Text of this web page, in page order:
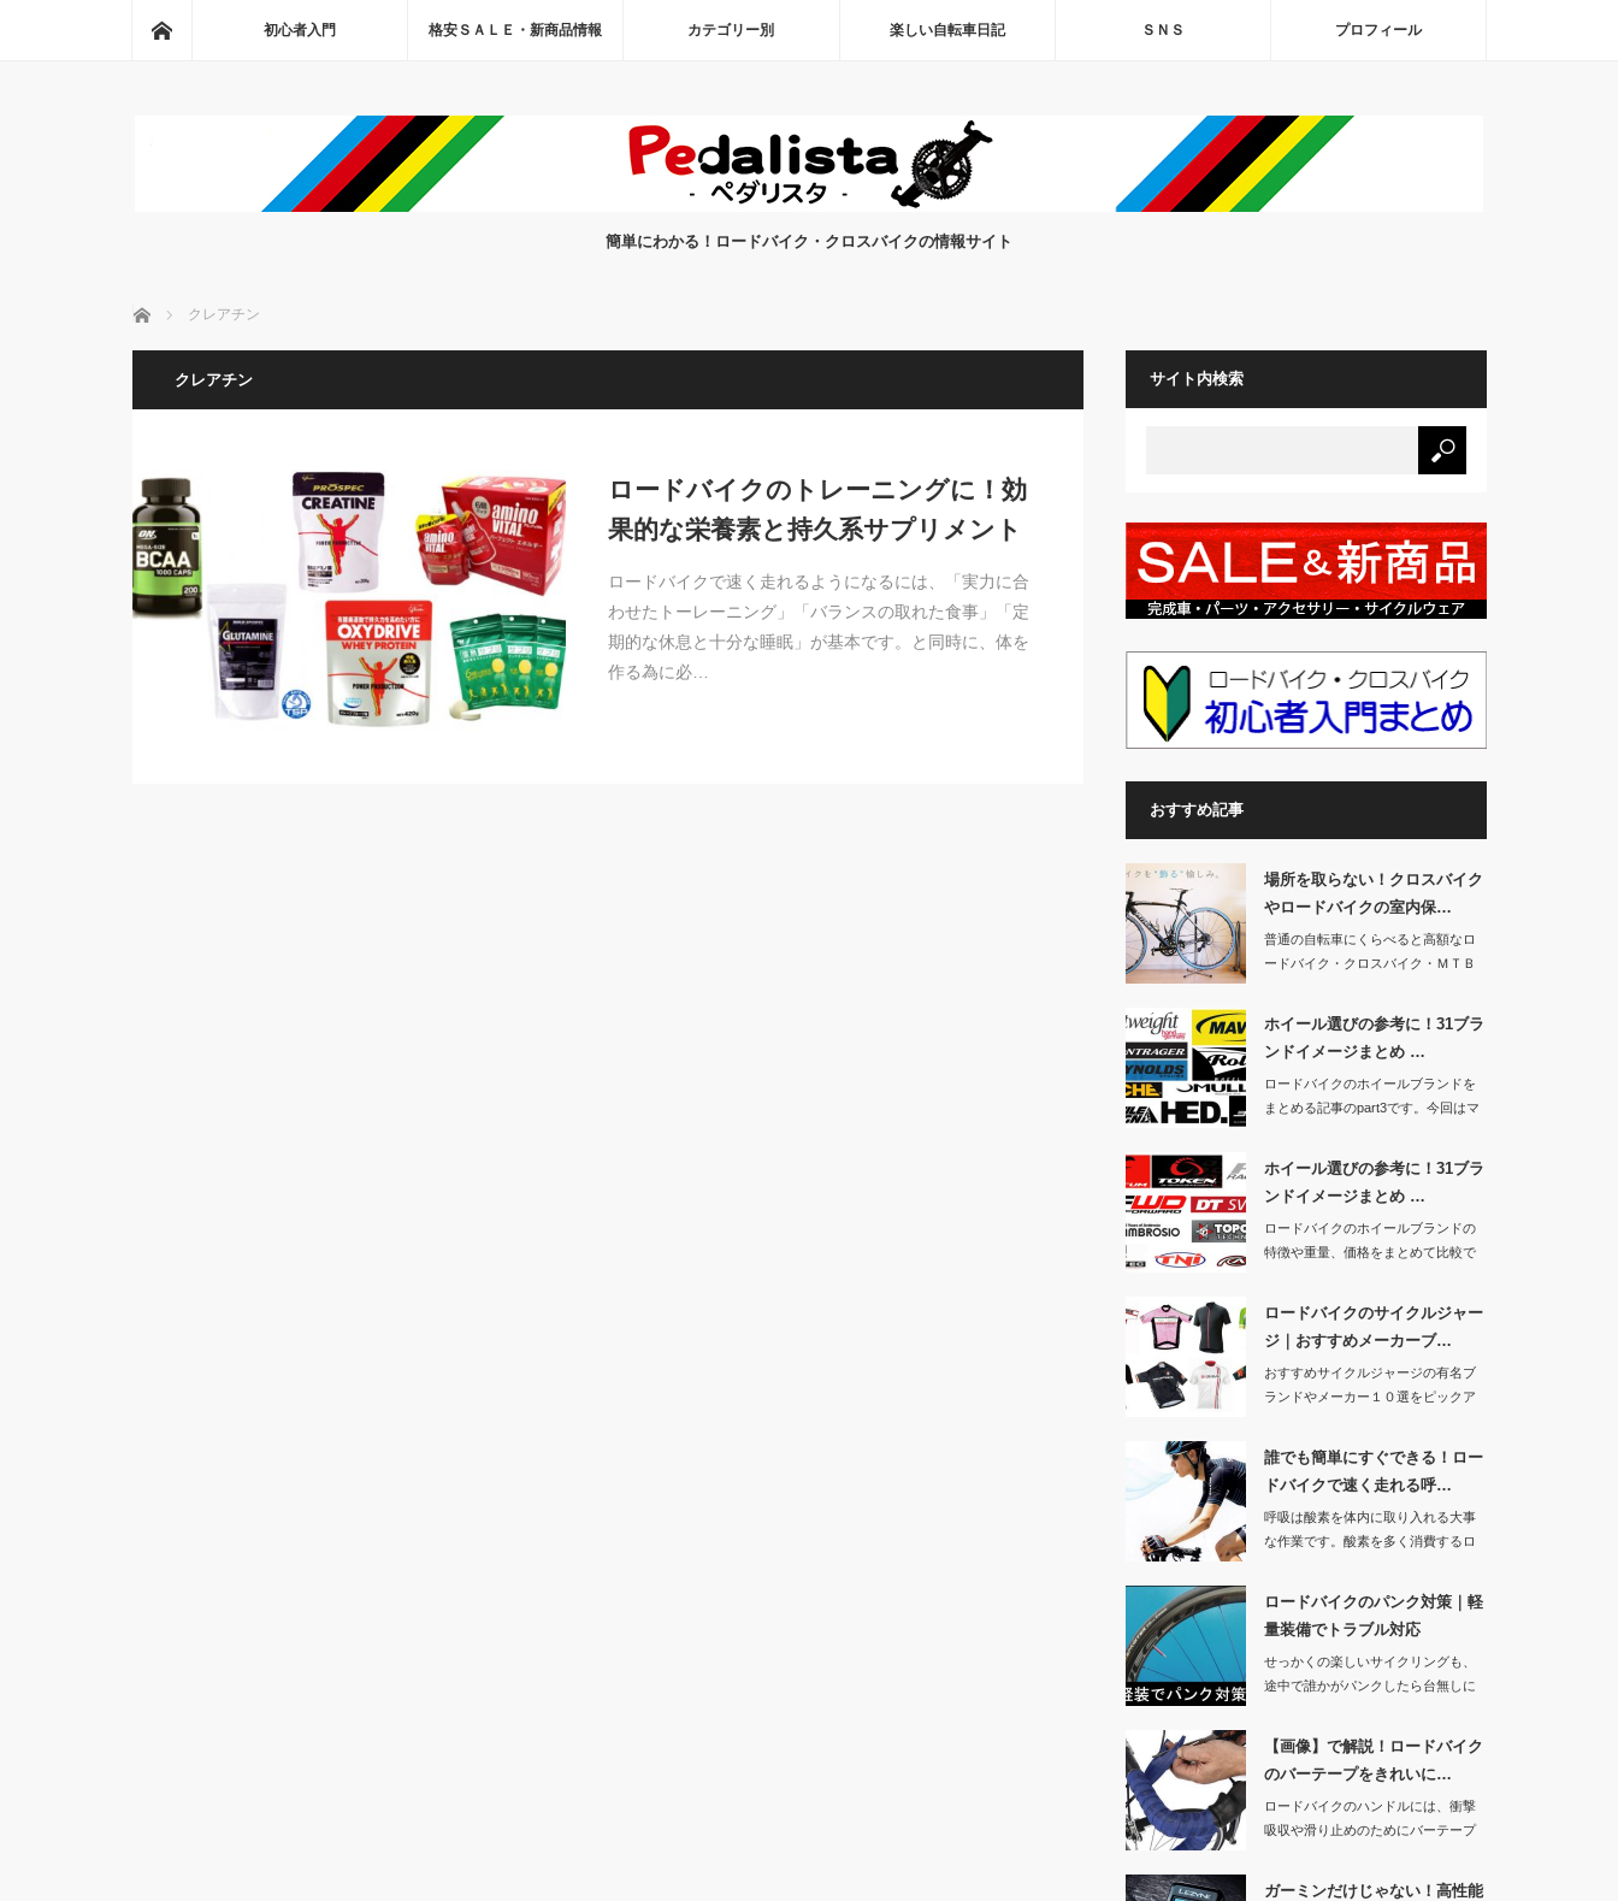
初心者入門 格安ＳＡＬＥ・新商品情報 カテゴリー別 楽しい自転車日記 ＳＮＳ プロフィール
簡単にわかる！ロードバイク・クロスバイクの情報サイト
ホーム クレアチン
クレアチン
ロードバイクのトレーニングに！効
果的な栄養素と持久系サプリメント
ロードバイクで速く走れるようになるには、「実力に合
わせたトーレーニング」「バランスの取れた食事」「定
期的な休息と十分な睡眠」が基本です。と同時に、体を
作る為に必…
サイト内検索
おすすめ記事
場所を取らない！クロスバイク
やロードバイクの室内保…
普通の自転車にくらべると高額なロ
ードバイク・クロスバイク・ＭＴＢ
ホイール選びの参考に！31ブラ
ンドイメージまとめ …
ロードバイクのホイールブランドを
まとめる記事のpart3です。今回はマ
ホイール選びの参考に！31ブラ
ンドイメージまとめ …
ロードバイクのホイールブランドの
特徴や重量、価格をまとめて比較で
ロードバイクのサイクルジャー
ジ｜おすすめメーカーブ…
おすすめサイクルジャージの有名ブ
ランドやメーカー１０選をピックア
誰でも簡単にすぐできる！ロー
ドバイクで速く走れる呼…
呼吸は酸素を体内に取り入れる大事
な作業です。酸素を多く消費するロ
ロードバイクのパンク対策｜軽
量装備でトラブル対応
せっかくの楽しいサイクリングも、
途中で誰かがパンクしたら台無しに
【画像】で解説！ロードバイク
のバーテープをきれいに…
ロードバイクのハンドルには、衝撃
吸収や滑り止めのためにバーテープ
ガーミンだけじゃない！高性能